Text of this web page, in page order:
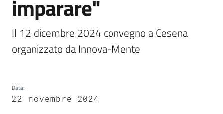
bandi
Piani,
programmi
e
imparare"
Il 12 dicembre 2024 convegno a Cesena
organizzato da Innova-Mente
Data:
22 novembre 2024